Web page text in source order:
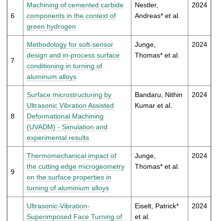
6
Machining of cemented carbide
components in the context of
green hydrogen
Nestler,
Andreas* et al.
2024
7
Methodology for soft-sensor
design and in-process surface
conditioning in turning of
aluminum alloys
Junge,
Thomas* et al.
2024
8
Surface microstructuring by
Ultrasonic Vibration Assisted
Deformational Machining
(UVADM) - Simulation and
experimental results
Bandaru, Nithin
Kumar et al.
2024
9
Thermomechanical impact of
the cutting edge microgeometry
on the surface properties in
turning of aluminium alloys
Junge,
Thomas* et al.
2024
Ultrasonic-Vibration-
Superimposed Face Turning of
Eiselt, Patrick*
et al.
2024